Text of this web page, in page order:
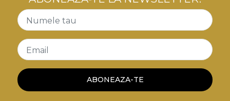
Numele tau
Email
ABONEAZA-TE